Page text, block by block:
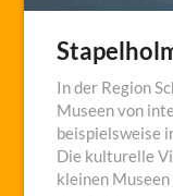
In der Region
Museen von
beispielsweise
Die kulturelle
kleinen Museen